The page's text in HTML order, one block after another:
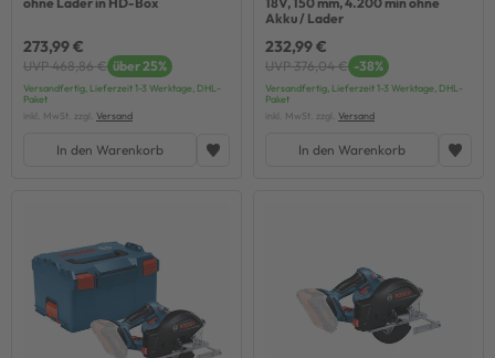
273,99 €
UVP 468,86 € über 25%
Versandfertig, Lieferzeit 1-3 Werktage, DHL-
Paket
inkl. MwSt. zzgl. Versand
In den Warenkorb
Akku / Lader
232,99 €
UVP 376,04 € -38%
Versandfertig, Lieferzeit 1-3 Werktage, DHL-
Paket
inkl. MwSt. zzgl. Versand
In den Warenkorb